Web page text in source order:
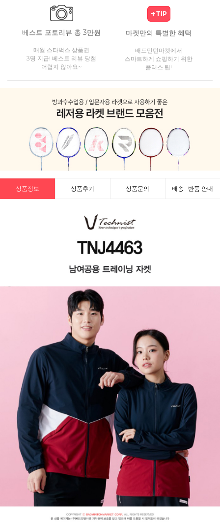
베스트 포토리뷰 총 3만원
매월 스타벅스 상품권
3명 지급! 베스트 리뷰 당첨
어렵지 않아요~
마켓만의 특별한 혜택
배드민턴마켓에서
스마트하게 쇼핑하기 위한
플러스 팁!
상품정보 상품후기 상품문의 배송 · 반품 안내